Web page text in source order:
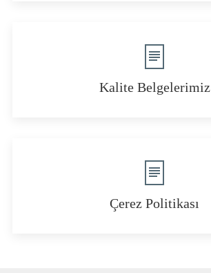
Kalite Belgelerimiz
Çerez Politikası